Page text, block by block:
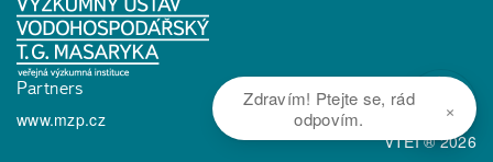
Partners
www.mzp.cz
VTEI ® 2026
Zdravím! Ptejte se, rád
odpovím.
×